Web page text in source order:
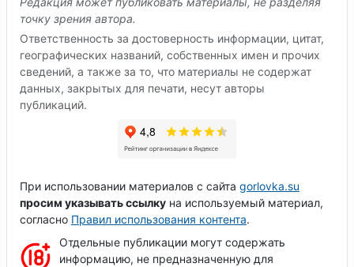
точку зрения автора.
Ответственность за достоверность информации, цитат,
географических названий, собственных имен и прочих
сведений, а также за то, что материалы не содержат
данных, закрытых для печати, несут авторы
публикаций.
При использовании материалов с сайта gorlovka.su
просим указывать ссылку на используемый материал,
согласно Правил использования контента.
Отдельные публикации могут содержать
информацию, не предназначенную для